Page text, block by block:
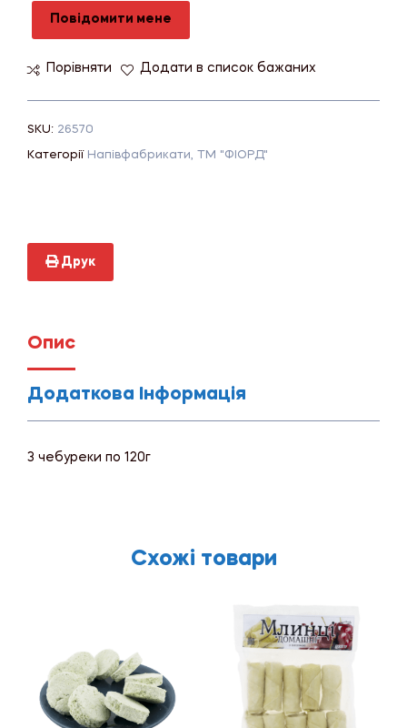
Повідомити мене
Порівняти Додати в список бажаних
SKU: 26570
Категорії Напівфабрикати, ТМ "ФІОРД"
Друк
Опис
Додаткова Інформація
3 чебуреки по 120г
Схожі товари